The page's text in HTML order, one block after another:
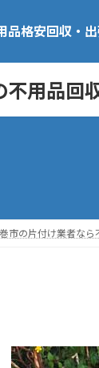
品格安回収・
不用品回
市の片付け業者な